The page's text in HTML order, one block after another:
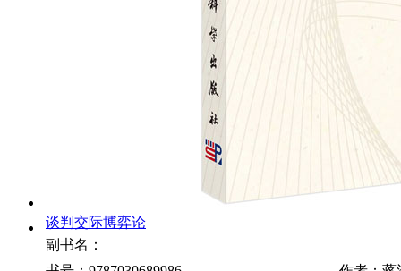
谈判交际博弈论
副书名：